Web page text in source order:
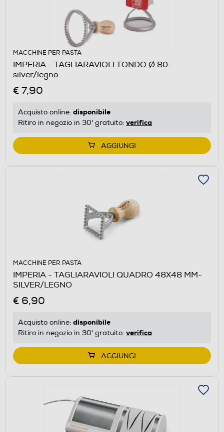
MACCHINE PER PASTA
IMPERIA - TAGLIARAVIOLI TONDO Ø 80-
silver/legno
€ 7,90
Acquisto online: disponibile
Ritiro in negozio in 30' gratuito: verifica
AGGIUNGI
MACCHINE PER PASTA
IMPERIA - TAGLIARAVIOLI QUADRO 48X48 MM-
SILVER/LEGNO
€ 6,90
Acquisto online: disponibile
Ritiro in negozio in 30' gratuito: verifica
AGGIUNGI